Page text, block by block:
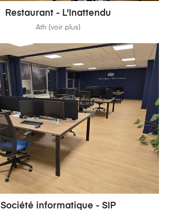
Restaurant - L'Inattendu
Ath (voir plus)
Société informatique - SIP